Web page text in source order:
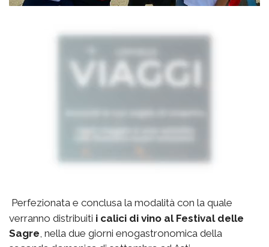
Perfezionata e conclusa la modalità con la quale
verranno distribuiti i calici di vino al Festival delle
Sagre , nella due giorni enogastronomica della